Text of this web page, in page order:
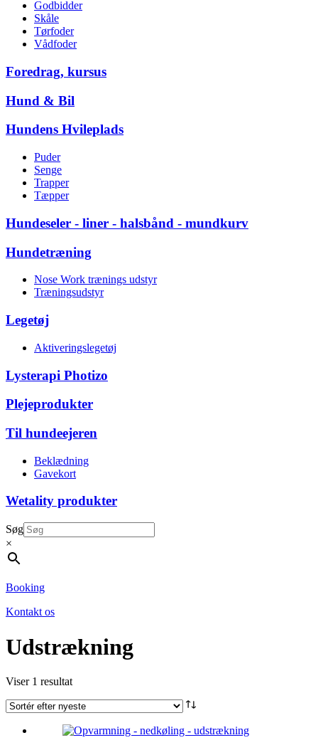
Godbidder
Skåle
Tørfoder
Vådfoder
Foredrag, kursus
Hund & Bil
Hundens Hvileplads
Puder
Senge
Trapper
Tæpper
Hundeseler - liner - halsbånd - mundkurv
Hundetræning
Nose Work trænings udstyr
Træningsudstyr
Legetøj
Aktiveringslegetøj
Lysterapi Photizo
Plejeprodukter
Til hundeejeren
Beklædning
Gavekort
Wetality produkter
Søg
×
Booking
Kontakt os
Udstrækning
Viser 1 resultat